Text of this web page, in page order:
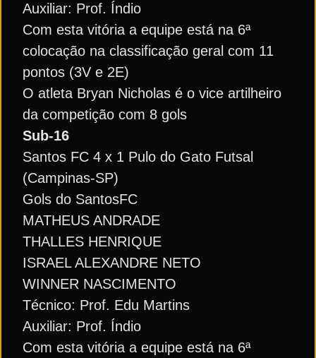
Auxiliar: Prof. Índio
Com esta vitória a equipe está na 6ª
colocação na classificação geral com 11
pontos (3V e 2E)
O atleta Bryan Nicholas é o vice artilheiro
da competição com 8 gols
Sub-16
Santos FC 4 x 1 Pulo do Gato Futsal
(Campinas-SP)
Gols do SantosFC
MATHEUS ANDRADE
THALLES HENRIQUE
ISRAEL ALEXANDRE NETO
WINNER NASCIMENTO
Técnico: Prof. Edu Martins
Auxiliar: Prof. Índio
Com esta vitória a equipe está na 6ª